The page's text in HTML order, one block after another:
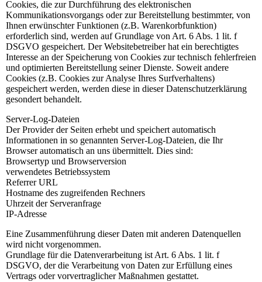
Cookies, die zur Durchführung des elektronischen
Kommunikationsvorgangs oder zur Bereitstellung bestimmter, von
Ihnen erwünschter Funktionen (z.B. Warenkorbfunktion)
erforderlich sind, werden auf Grundlage von Art. 6 Abs. 1 lit. f
DSGVO gespeichert. Der Websitebetreiber hat ein berechtigtes
Interesse an der Speicherung von Cookies zur technisch fehlerfreien
und optimierten Bereitstellung seiner Dienste. Soweit andere
Cookies (z.B. Cookies zur Analyse Ihres Surfverhaltens)
gespeichert werden, werden diese in dieser Datenschutzerklärung
gesondert behandelt.
Server-Log-Dateien
Der Provider der Seiten erhebt und speichert automatisch
Informationen in so genannten Server-Log-Dateien, die Ihr
Browser automatisch an uns übermittelt. Dies sind:
Browsertyp und Browserversion
verwendetes Betriebssystem
Referrer URL
Hostname des zugreifenden Rechners
Uhrzeit der Serveranfrage
IP-Adresse
Eine Zusammenführung dieser Daten mit anderen Datenquellen
wird nicht vorgenommen.
Grundlage für die Datenverarbeitung ist Art. 6 Abs. 1 lit. f
DSGVO, der die Verarbeitung von Daten zur Erfüllung eines
Vertrags oder vorvertraglicher Maßnahmen gestattet.